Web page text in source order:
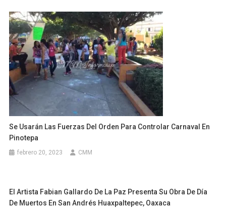
Se Usarán Las Fuerzas Del Orden Para Controlar Carnaval En
Pinotepa
febrero 20, 2023 CMM
El Artista Fabian Gallardo De La Paz Presenta Su Obra De Día
De Muertos En San Andrés Huaxpaltepec, Oaxaca